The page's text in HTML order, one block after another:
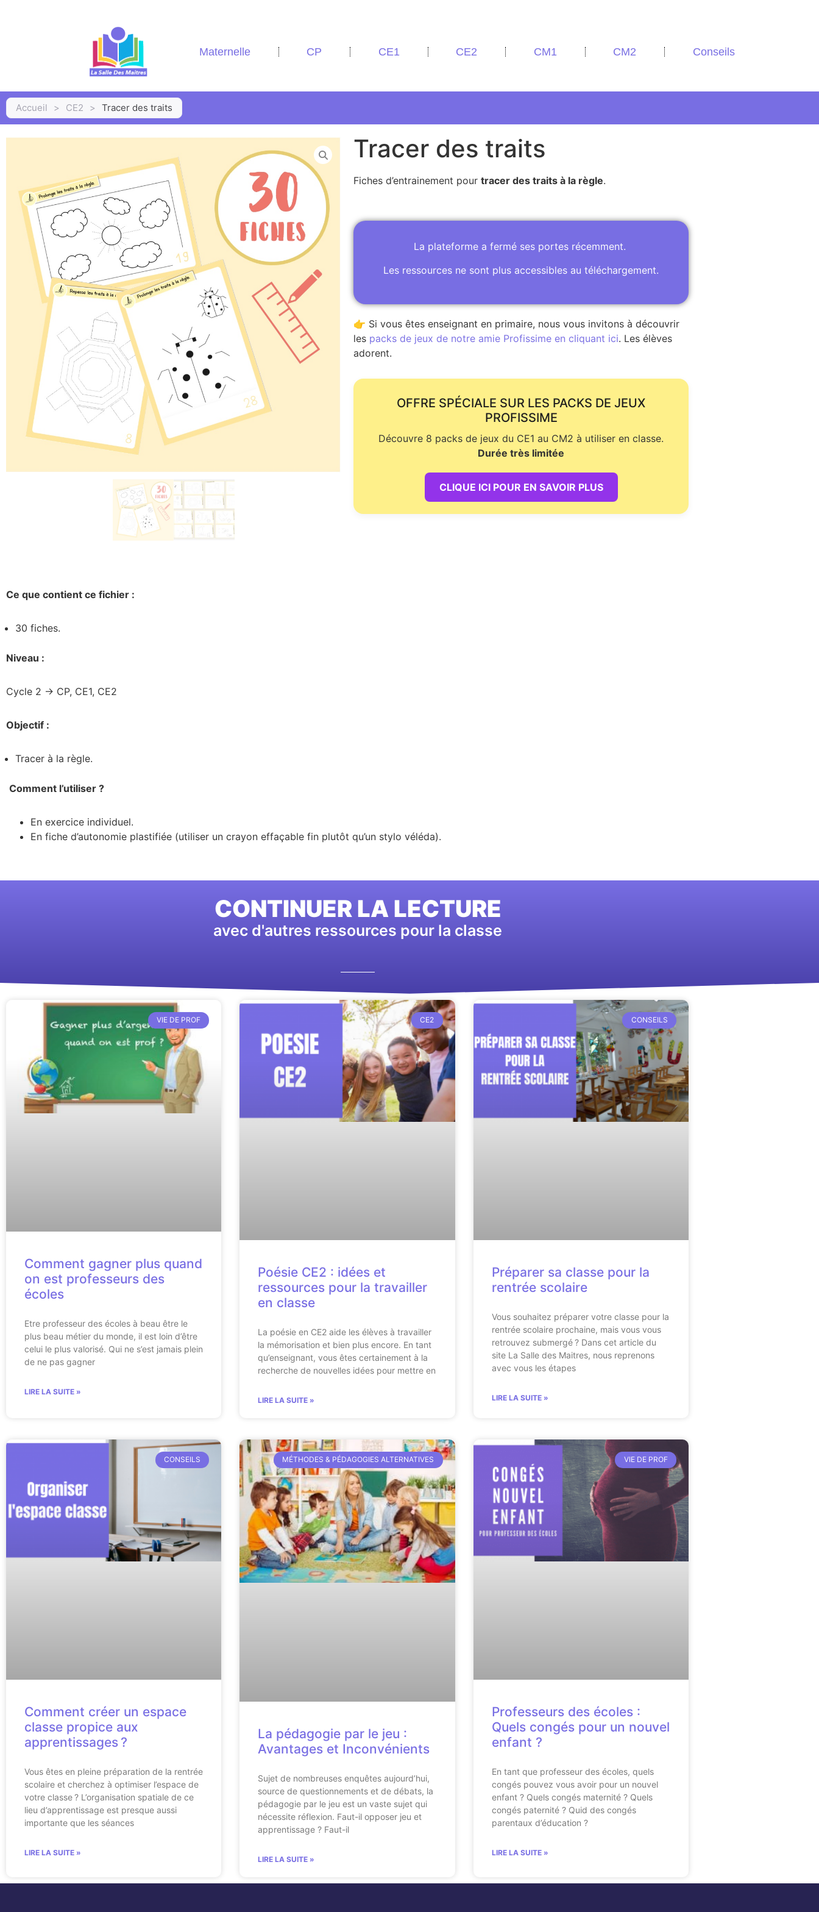
Maternelle CP CE1 CE2 CM1 CM2 Conseils
Accueil > CE2 > Tracer des traits
Tracer des traits
Fiches d’entrainement pour tracer des traits à la règle.
La plateforme a fermé ses portes récemment.
Les ressources ne sont plus accessibles au téléchargement.
👉 Si vous êtes enseignant en primaire, nous vous invitons à découvrir
les packs de jeux de notre amie Profissime en cliquant ici. Les élèves
adorent.
OFFRE SPÉCIALE SUR LES PACKS DE JEUX
PROFISSIME
Découvre 8 packs de jeux du CE1 au CM2 à utiliser en classe.
Durée très limitée
CLIQUE ICI POUR EN SAVOIR PLUS
Ce que contient ce fichier :
30 fiches.
Niveau :
Cycle 2 -> CP, CE1, CE2
Objectif :
Tracer à la règle.
Comment l’utiliser ?
En exercice individuel.
En fiche d’autonomie plastifiée (utiliser un crayon effaçable fin plutôt qu’un stylo véléda).
CONTINUER LA LECTURE
avec d'autres ressources pour la classe
VIE DE PROF
Comment gagner plus quand
on est professeurs des
écoles
Etre professeur des écoles à beau être le
plus beau métier du monde, il est loin d’être
celui le plus valorisé. Qui ne s’est jamais plein
de ne pas gagner
LIRE LA SUITE »
CE2
Poésie CE2 : idées et
ressources pour la travailler
en classe
La poésie en CE2 aide les élèves à travailler
la mémorisation et bien plus encore. En tant
qu’enseignant, vous êtes certainement à la
recherche de nouvelles idées pour mettre en
LIRE LA SUITE »
CONSEILS
Préparer sa classe pour la
rentrée scolaire
Vous souhaitez préparer votre classe pour la
rentrée scolaire prochaine, mais vous vous
retrouvez submergé ? Dans cet article du
site La Salle des Maitres, nous reprenons
avec vous les étapes
LIRE LA SUITE »
CONSEILS
Comment créer un espace
classe propice aux
apprentissages ?
Vous êtes en pleine préparation de la rentrée
scolaire et cherchez à optimiser l’espace de
votre classe ? L’organisation spatiale de ce
lieu d’apprentissage est presque aussi
importante que les séances
LIRE LA SUITE »
MÉTHODES & PÉDAGOGIES ALTERNATIVES
La pédagogie par le jeu :
Avantages et Inconvénients
Sujet de nombreuses enquêtes aujourd’hui,
source de questionnements et de débats, la
pédagogie par le jeu est un vaste sujet qui
nécessite réflexion. Faut-il opposer jeu et
apprentissage ? Faut-il
LIRE LA SUITE »
VIE DE PROF
Professeurs des écoles :
Quels congés pour un nouvel
enfant ?
En tant que professeur des écoles, quels
congés pouvez vous avoir pour un nouvel
enfant ? Quels congés maternité ? Quels
congés paternité ? Quid des congés
parentaux d’éducation ?
LIRE LA SUITE »